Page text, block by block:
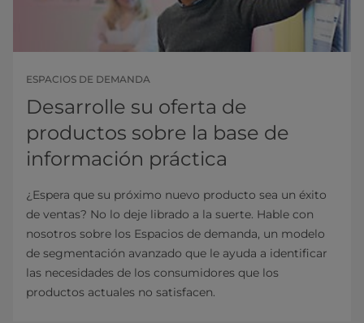
ESPACIOS DE DEMANDA
Desarrolle su oferta de
productos sobre la base de
información práctica
¿Espera que su próximo nuevo producto sea un éxito
de ventas? No lo deje librado a la suerte. Hable con
nosotros sobre los Espacios de demanda, un modelo
de segmentación avanzado que le ayuda a identificar
las necesidades de los consumidores que los
productos actuales no satisfacen.